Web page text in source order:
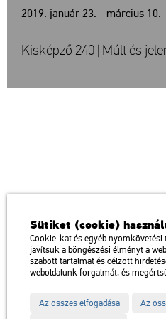
2019. január 23. - március 10.
Kisképző 240 | Múlt és
a Magyar Művészeti Akadémia
1146 Budapest, Dózsa György út 37.
Megközelíthető: Millenniumi Földalatti
Trolibusz: 75, 79 / Autóbusz: 20, 30, 105
Impresszum Sitemap Adatvédelem
Sütiket (cookie)
Cookie-kat és egyéb
javítsuk a böngészési élményt a
szabott tartalmat és célzott
weboldalunk forgalmát, és
Az összes elfogadása
Az